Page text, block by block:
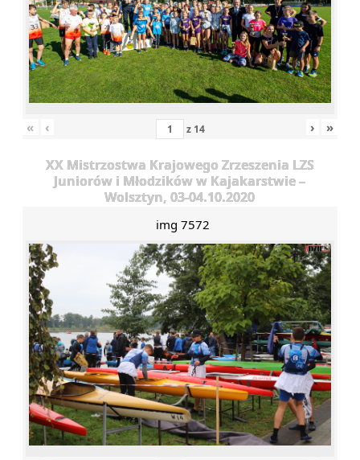
« ‹ z 14 › »
XX Mistrzostwa Krajowego Zrzeszenia LZS
Juniorów i Młodzików w Kajakarstwie –
Wolsztyn, 03-04.10.2020
img 7572